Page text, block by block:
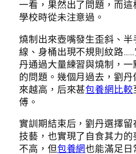
一看，果然出了問題，而
學校時從未注意過。
燒制出來壺嘴發生歪斜、
線、身桶出現不規則紋路
丹通過大量練習與燒制，
的問題。幾個月過去，劉
來越高，后來甚包養網比較
傅。
實訓期結束后，劉丹選擇
技藝，也實現了自食其力的
不高，但包養網也能滿足日